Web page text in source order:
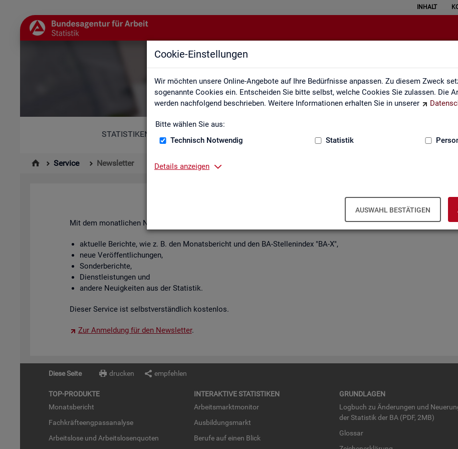
Cookie-Einstellungen
Wir möchten unsere Online-Angebote auf Ihre Bedürfnisse anpassen. Zu diesem Zweck
sogenannte Cookies ein. Entscheiden Sie bitte selbst, welche Cookies Sie zulassen. Die
werden nachfolgend beschrieben. Weitere Informationen erhalten Sie in unserer
Bitte wählen Sie aus:
Technisch Notwendig
Statistik
Details anzeigen
AUSWAHL BESTÄTIGEN
INHALT
Newsletter
STATISTIKEN
Service Newsletter
News­let­ter Sta­tis­tik und
Mit dem mo­nat­li­chen News­let­ter in­for­mie­ren wir Sie über ver­schie­de­ne The­men und ak­tu­el­le Ent­wick­lun­gen.
ak­tu­el­le Be­rich­te, wie z. B. den Mo­nats­be­richt und den BA-Stel­len­in­dex "BA-X",
neue Ver­öf­fent­li­chun­gen,
Son­der­be­rich­te,
Dienst­leis­tun­gen und
an­de­re Neu­ig­kei­ten aus der Sta­tis­tik.
Die­ser Ser­vice ist selbst­ver­ständ­lich kos­ten­los.
Zur An­mel­dung für den News­let­ter.
Diese Seite drucken empfehlen
TOP-PRO­DUK­TE
Mo­nats­be­richt
Fach­kräf­te­eng­pass­ana­ly­se
Ar­beits­lo­se und Ar­beits­lo­sen­quo­ten
IN­TER­AK­TI­VE STA­TIS­TI­KEN
Ar­beits­markt­mo­ni­tor
Aus­bil­dungs­markt
Be­ru­fe auf einen Blick
GRUND­LA­GEN
Log­buch zu Än­de­run­gen und
der Sta­tis­tik der BA (PDF, 2MB)
Glos­sar